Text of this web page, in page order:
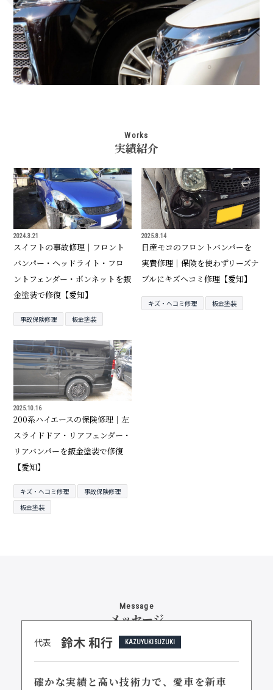
Works
実績紹介
2024.3.21
スイフトの事故修理｜フロント
バンパー・ヘッドライト・フロ
ントフェンダー・ボンネットを鈑
金塗装で修復【愛知】
事故保険修理 板金塗装
2025.8.14
日産モコのフロントバンパーを
実費修理｜保険を使わずリーズナ
ブルにキズヘコミ修理【愛知】
キズ・ヘコミ修理 板金塗装
2025.10.16
200系ハイエースの保険修理｜左
スライドドア・リアフェンダー・
リアバンパーを鈑金塗装で修復
【愛知】
キズ・ヘコミ修理
事故保険修理
板金塗装
Message
メッセージ
代表 鈴木 和行 KAZUYUKI SUZUKI
確かな実績と高い技術力で、愛車を新車